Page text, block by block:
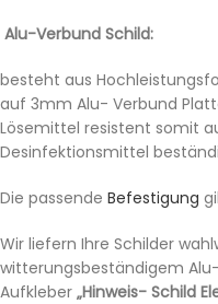
Alu-Verbund Schild:
besteht aus
auf 3mm Alu- Verbund
Lösemittel resistent somit
Desinfektionsmittel
Die passende Befestigung
Wir liefern Ihre Schilder
witterungsbeständigem
Aufkleber „Hinweis- Schild